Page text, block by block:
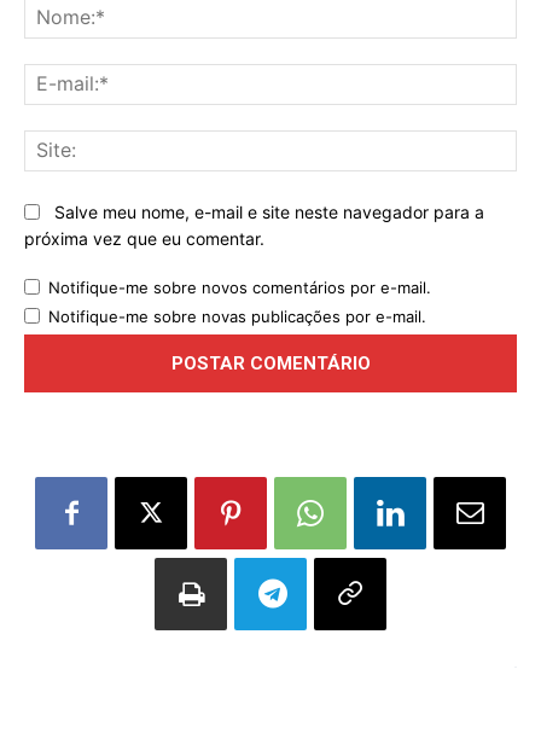
Salve meu nome, e-mail e site neste navegador para a
próxima vez que eu comentar.
Notifique-me sobre novos comentários por e-mail.
Notifique-me sobre novas publicações por e-mail.